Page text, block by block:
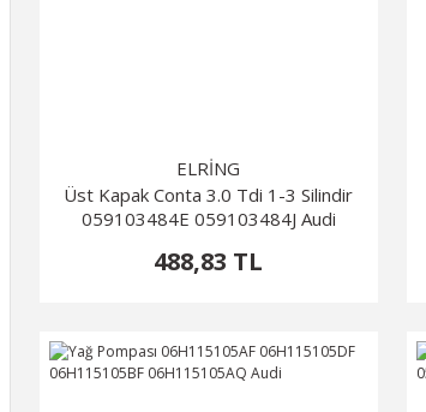
ELRİNG
Üst Kapak Conta 3.0 Tdi 1-3 Silindir
059103484E 059103484J Audi
488,83 TL